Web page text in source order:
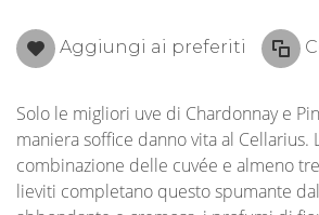
Aggiungi ai preferiti
Solo le migliori uve di Chardonnay e
maniera soffice danno vita al Cellarius.
combinazione delle cuvée e almeno
lieviti completano questo spumante